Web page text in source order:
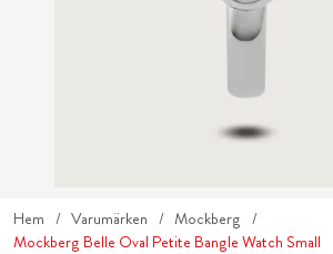
Hem Varumärken
Mockberg
Mockberg Belle Oval Petite Bangle Watch Small